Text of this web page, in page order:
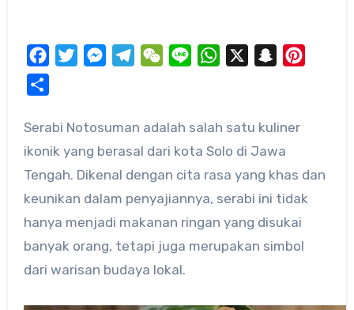
FacebookTwitterMessengerTelegramWeChat
Line WhatsApp Snapchat
Serabi Notosuman adalah salah satu kuliner
ikonik yang berasal dari kota Solo di Jawa
Tengah. Dikenal dengan cita rasa yang khas dan
keunikan dalam penyajiannya, serabi ini tidak
hanya menjadi makanan ringan yang disukai
banyak orang, tetapi juga merupakan simbol
dari warisan budaya lokal.